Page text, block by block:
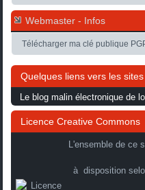
Webmaster - Infos
Télécharger ma clé publique
Quelques liens vers les sites
Le blog malin électronique de
Licence Creative Commons
L'ensemble de ce
à disposition